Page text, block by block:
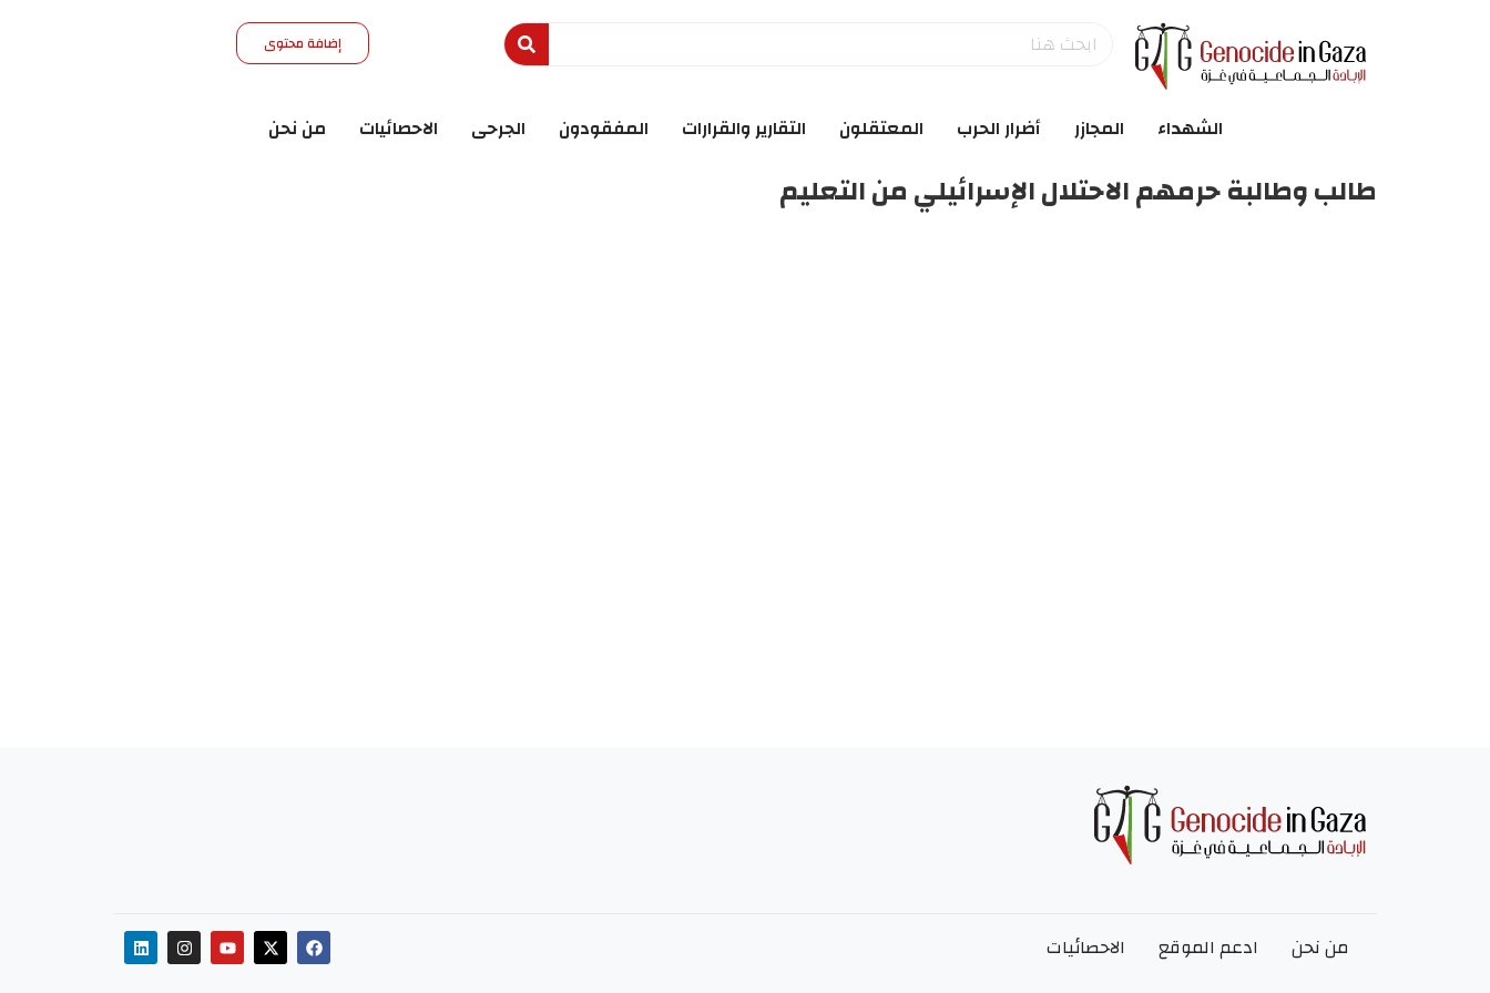
إضافة محتوى
الشهداء المجازر أضرار الحرب المعتقلون التقارير والقرارات المفقودون الجرحى الاحصائيات من نحن
طالب وطالبة حرمهم الاحتلال الإسرائيلي من التعليم
من نحن ادعم الموقع الاحصائيات